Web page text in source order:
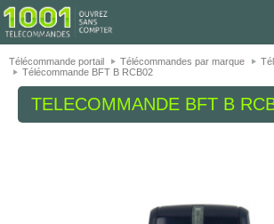
Télécommande portail
Télécommandes par marque
Télécommande BFT B RCB02
TELECOMMANDE BFT B
On vous présente nos cookies !